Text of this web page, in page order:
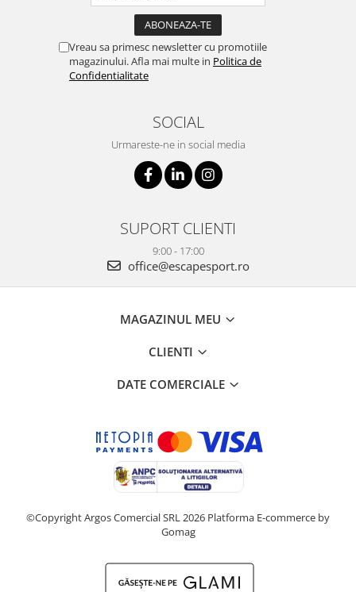
Vreau sa primesc newsletter cu promotiile
magazinului. Afla mai multe in Politica de
Confidentialitate
SOCIAL
Urmareste-ne in social media
SUPORT CLIENTI
9:00 - 17:00
office@escapesport.ro
MAGAZINUL MEU
CLIENTI
DATE COMERCIALE
©Copyright Argos Comercial SRL 2026 Platforma E-commerce by
Gomag